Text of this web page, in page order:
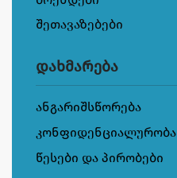
შეთავაზებები
დახმარება
ანგარიშსწორება
კონფიდენციალურობა
წესები და პირობები